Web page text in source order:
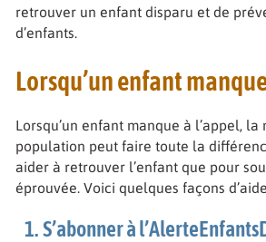
retrouver un enfant disparu et de
d’enfants.
Lorsqu’un enfant
Lorsqu’un enfant manque à l’appel,
population peut faire toute la
aider à retrouver l’enfant que pour
éprouvée. Voici quelques façons
S’abonner à